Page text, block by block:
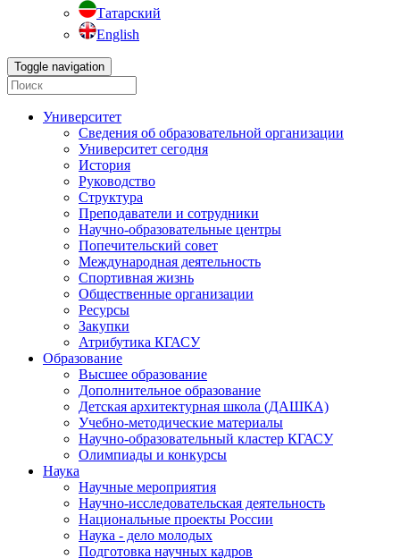
Татарский
English
Toggle navigation
Университет
Сведения об образовательной организации
Университет сегодня
История
Руководство
Структура
Преподаватели и сотрудники
Научно-образовательные центры
Попечительский совет
Международная деятельность
Спортивная жизнь
Общественные организации
Ресурсы
Закупки
Атрибутика КГАСУ
Образование
Высшее образование
Дополнительное образование
Детская архитектурная школа (ДАШКА)
Учебно-методические материалы
Научно-образовательный кластер КГАСУ
Олимпиады и конкурсы
Наука
Научные мероприятия
Научно-исследовательская деятельность
Национальные проекты России
Наука - дело молодых
Подготовка научных кадров